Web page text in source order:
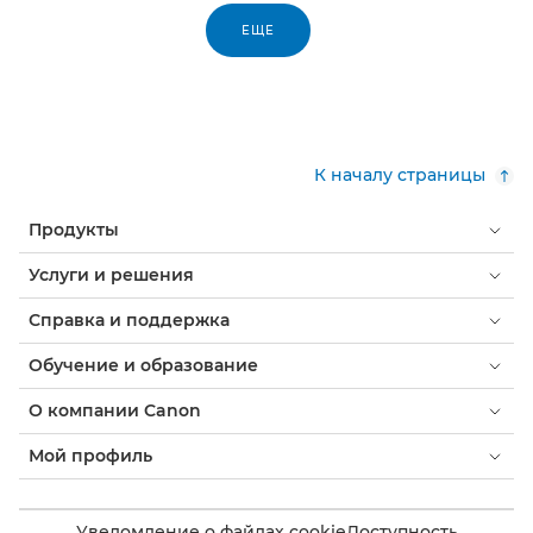
ЕЩЕ
К началу страницы
Продукты
Услуги и решения
Справка и поддержка
Обучение и образование
О компании Canon
Мой профиль